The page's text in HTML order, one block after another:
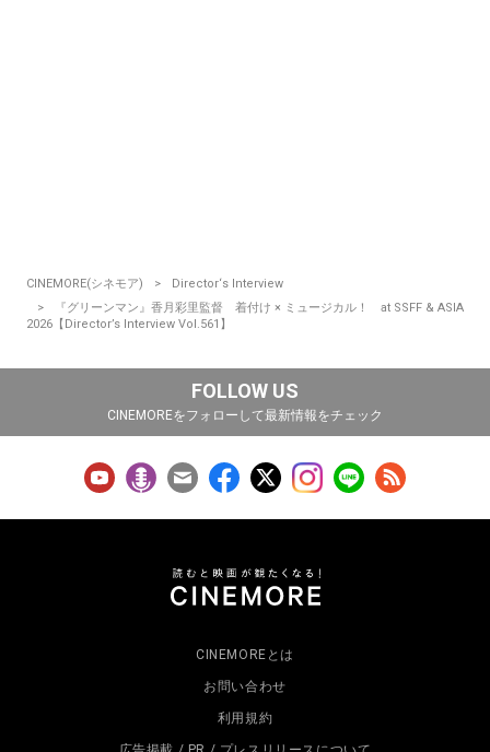
CINEMORE(シネモア)
Director‘s Interview
『グリーンマン』香月彩里監督 着付け × ミュージカル！ at SSFF & ASIA
2026【Director’s Interview Vol.561】
FOLLOW US
CINEMOREをフォローして最新情報をチェック
CINEMOREとは
お問い合わせ
利用規約